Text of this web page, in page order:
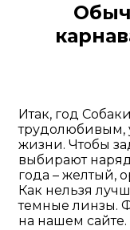
Итак, год
трудолюбивым,
жизни. Чтобы
выбирают
года – желтый,
Как нельзя
темные линзы.
на нашем сайте.